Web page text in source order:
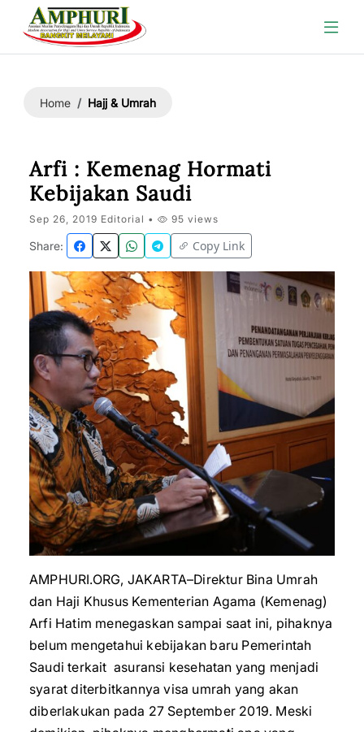
Home Hajj & Umrah
Arfi : Kemenag Hormati
Kebijakan Saudi
Sep 26, 2019 Editorial • 95 views
Share: Copy Link
AMPHURI.ORG, JAKARTA–Direktur Bina Umrah
dan Haji Khusus Kementerian Agama (Kemenag)
Arfi Hatim menegaskan sampai saat ini, pihaknya
belum mengetahui kebijakan baru Pemerintah
Saudi terkait asuransi kesehatan yang menjadi
syarat diterbitkannya visa umrah yang akan
diberlakukan pada 27 September 2019. Meski